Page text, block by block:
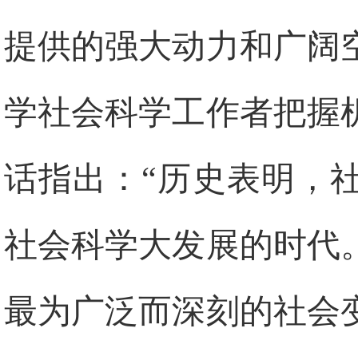
提供的强大动力和广阔
学社会科学工作者把握
话指出：“历史表明，
社会科学大发展的时代
最为广泛而深刻的社会